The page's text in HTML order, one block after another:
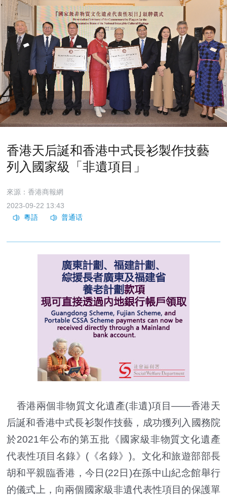
香港天后誕和香港中式長衫製作技藝
列入國家級「非遺項目」
來源：香港商報網
2023-09-22 13:43
香港兩個非物質文化遺產(非遺)項目——香港天
后誕和香港中式長衫製作技藝，成功獲列入國務院
於2021年公布的第五批《國家級非物質文化遺產
代表性項目名錄》(《名錄》)。文化和旅遊部部長
胡和平親臨香港，今日(22日)在孫中山紀念館舉行
的儀式上，向兩個國家級非遺代表性項目的保護單